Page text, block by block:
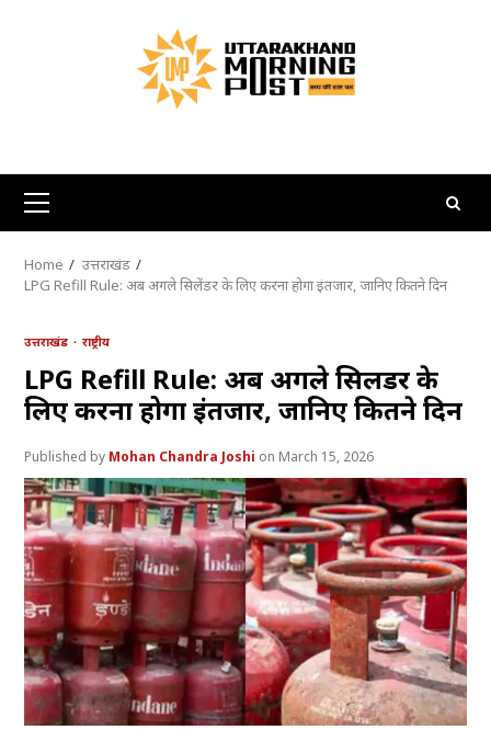
Primary
Menu
Home
उत्तराखंड
LPG Refill Rule: अब अगले सिलेंडर के लिए करना होगा इंतजार, जानिए कितने दिन
उत्तराखंड राष्ट्रीय
LPG Refill Rule: अब अगले सिलेंडर के
लिए करना होगा इंतजार, जानिए कितने दिन
Mohan Chandra Joshi March 15, 2026